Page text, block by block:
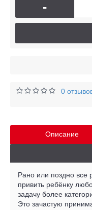
-
0
Описание
Рано или поздно все
привить ребёнку
задачу более
Это зачастую